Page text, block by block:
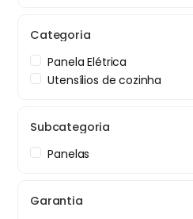
Categoria
Panela Elétrica
Utensílios de cozinha
Subcategoria
Panelas
Garantia